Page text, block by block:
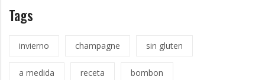
Tags
invierno champagne sin gluten
a medida receta bombon